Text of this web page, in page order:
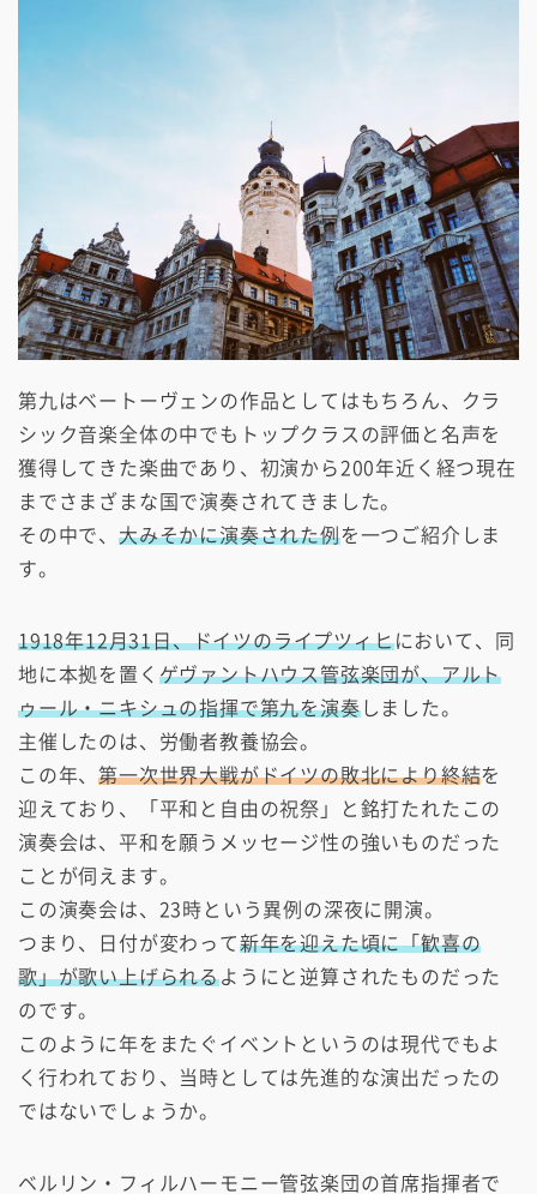
第九はベートーヴェンの作品としてはもちろん、クラ
シック音楽全体の中でもトップクラスの評価と名声を
獲得してきた楽曲であり、初演から200年近く経つ現在
までさまざまな国で演奏されてきました。
その中で、 大みそかに演奏された例を一つご紹介しま
す。
1918年12月31日、ドイツのライプツィヒにおいて、同
地に本拠を置く ゲヴァントハウス管弦楽団が、アルト
ゥール・ニキシュの指揮で第九を演奏しました。
主催したのは、労働者教養協会。
この年、第一次世界大戦がドイツの敗北により終結を
迎えており、「平和と自由の祝祭」と銘打たれたこの
演奏会は、平和を願うメッセージ性の強いものだった
ことが伺えます。
この演奏会は、23時という異例の深夜に開演。
つまり、日付が変わって新年を迎えた頃に「歓喜の
歌」が歌い上げられるようにと逆算されたものだった
のです。
このように年をまたぐイベントというのは現代でもよ
く行われており、当時としては先進的な演出だったの
ではないでしょうか。
ベルリン・フィルハーモニー管弦楽団の首席指揮者で